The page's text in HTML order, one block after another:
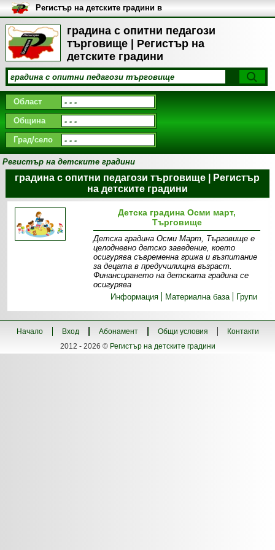
градина с опитни педагози
търговище | Регистър на
детските градини
Регистър на детските градини в
България
Област
Община
Град/село
Регистър на детските градини
градина с опитни педагози търговище | Регистър
на детските градини
Детска градина Осми март,
Търговище
Детска градина Осми Март, Търговище е
целодневно детско заведение, което
осигурява съвременна грижа и възпитание
за децата в предучилищна възраст.
Финансирането на детската градина се
осигурява
Информация
Материална база Групи
Начало Вход Абонамент Общи условия
Контакти
2012 - 2026 © Регистър на детските градини